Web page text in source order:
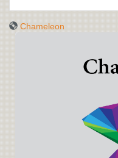
Chameleon